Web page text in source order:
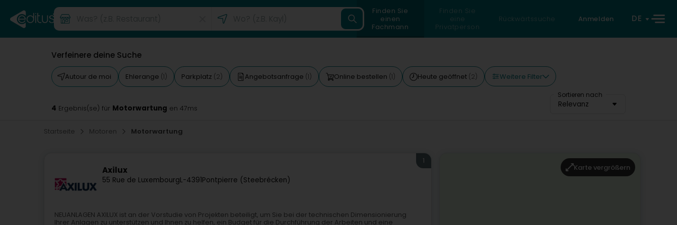
Finden Sie
einen
Fachmann
Finden Sie
eine
Privatperson
Rückwärtssuche Anmelden DE
Verfeinere deine Suche
Autour de moi Ehlerange (1) Parkplatz (2) Angebotsanfrage (1) Online bestellen (1) Heute geöffnet (2) Weitere Filter
Sortieren nach
Relevanz
4 Ergebnis(se) für Motorwartung en 47ms
Startseite Motoren Motorwartung
Axilux
55 Rue de LuxembourgL-4391Pontpierre (Steebrécken)
1
NEUANLAGEN AXILUX ist an der Vorstudie von Projekten beteiligt, um Sie bei der technischen Dimensionierung
Ihrer Anlagen zu unterstützen und Ihnen zu helfen, ein Budget für die Durchführung der Arbeiten und eine
Karte vergrößern